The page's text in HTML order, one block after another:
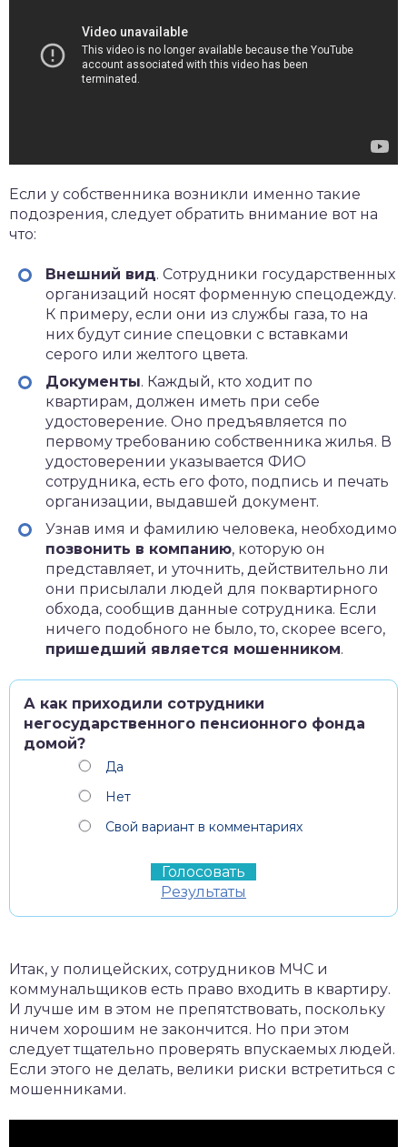
Если у собственника возникли именно такие
подозрения, следует обратить внимание вот на
что:
Внешний вид. Сотрудники государственных
организаций носят форменную спецодежду.
К примеру, если они из службы газа, то на
них будут синие спецовки с вставками
серого или желтого цвета.
Документы. Каждый, кто ходит по
квартирам, должен иметь при себе
удостоверение. Оно предъявляется по
первому требованию собственника жилья. В
удостоверении указывается ФИО
сотрудника, есть его фото, подпись и печать
организации, выдавшей документ.
Узнав имя и фамилию человека, необходимо
позвонить в компанию, которую он
представляет, и уточнить, действительно ли
они присылали людей для поквартирного
обхода, сообщив данные сотрудника. Если
ничего подобного не было, то, скорее всего,
пришедший является мошенником.
А как приходили сотрудники
негосударственного пенсионного фонда
домой?
Да
Нет
Свой вариант в комментариях
Результаты
Итак, у полицейских, сотрудников МЧС и
коммунальщиков есть право входить в квартиру.
И лучше им в этом не препятствовать, поскольку
ничем хорошим не закончится. Но при этом
следует тщательно проверять впускаемых людей.
Если этого не делать, велики риски встретиться с
мошенниками.